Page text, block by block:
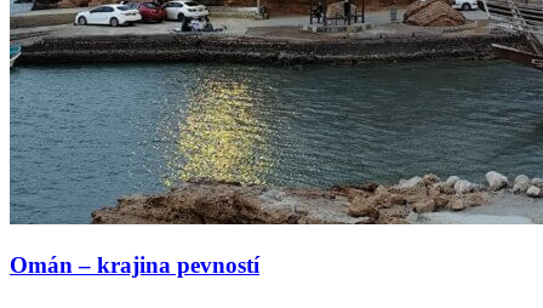
Omán – krajina pevností